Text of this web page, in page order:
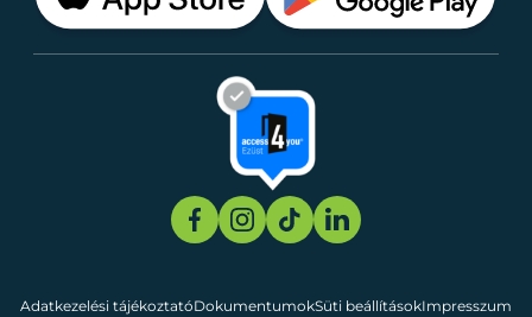
Adatkezelési tájékoztatóDokumentumokSüti beállításokImpresszum